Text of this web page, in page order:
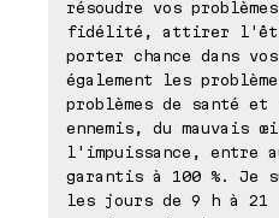
résoudre vos
fidélité, attirer
porter chance dans
également les
problèmes de santé et
ennemis, du mauvais
l'impuissance, entre
garantis à 100 %. Je
les jours de 9 h à 21